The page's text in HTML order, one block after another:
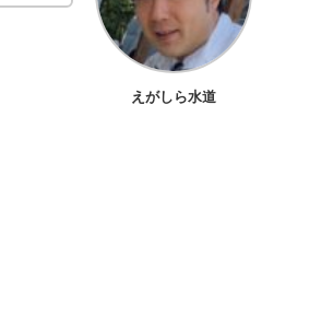
えがしら水道